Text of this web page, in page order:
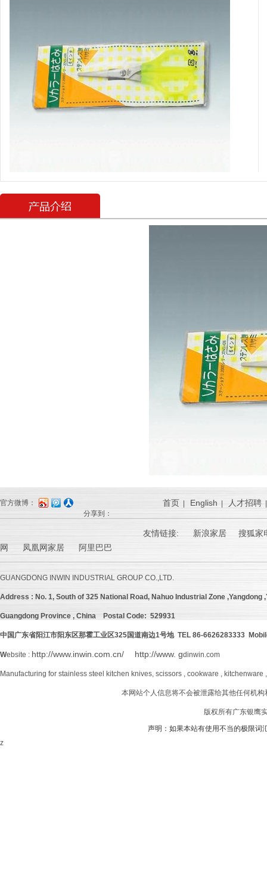
官方微博：
分享到：
首页 English 人才招聘
友情链接: 新浪家居 搜狐家
网 凤凰网家居 阿里巴巴
GUANGDONG INWIN INDUSTRIAL GROUP CO.,LTD.
Address : No. 1, South of 325 National Road, Nahuo Industrial Zone ,Yangdong
Guangdong Province , China Postal Code: 529931
中国广东省阳江市阳东区那霍工业区325国道南边1号地 TEL 86-6626283333
Website : http://www.inwin.com.cn/ http://www. gdinwin.com
Manufacturing for stainless steel kitchen knives, scissors , cookware ,
本网站个人信息将不会被泄露给其他任何机
版权所有广东银鹰
声明：如果本站有使用不当的极限词
z